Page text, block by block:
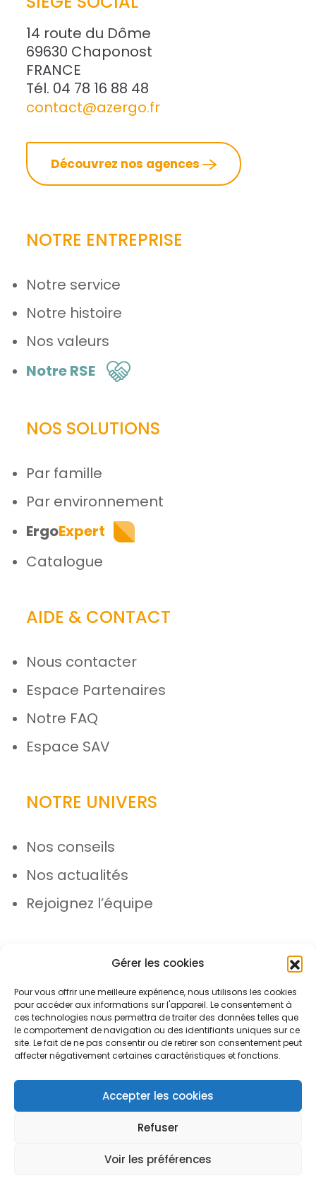
Gérer les cookies
Pour vous offrir une meilleure expérience, nous utilisons les cookies
pour accéder aux informations sur l'appareil. Le consentement à
ces technologies nous permettra de traiter des données telles que
le comportement de navigation ou des identifiants uniques sur ce
site. Le fait de ne pas consentir ou de retirer son consentement peut
affecter négativement certaines caractéristiques et fonctions.
Accepter les cookies
Refuser
Voir les préférences
Open toolbar
14 route du Dôme
69630 Chaponost
FRANCE
Tél. 04 78 16 88 48
contact@azergo.fr
Découvrez nos agences
NOTRE ENTREPRISE
Notre service
Notre histoire
Nos valeurs
Notre RSE
NOS SOLUTIONS
Par famille
Par environnement
ErgoExpert
Catalogue
AIDE & CONTACT
Nous contacter
Espace Partenaires
Notre FAQ
Espace SAV
NOTRE UNIVERS
Nos conseils
Nos actualités
Rejoignez l’équipe
© Azergo 2026 - Tous droits réservés
Protection des données